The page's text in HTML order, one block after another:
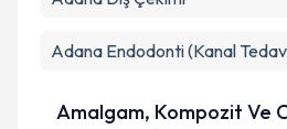
Adana Endodonti (Kanal
Amalgam, Kompozit Ve